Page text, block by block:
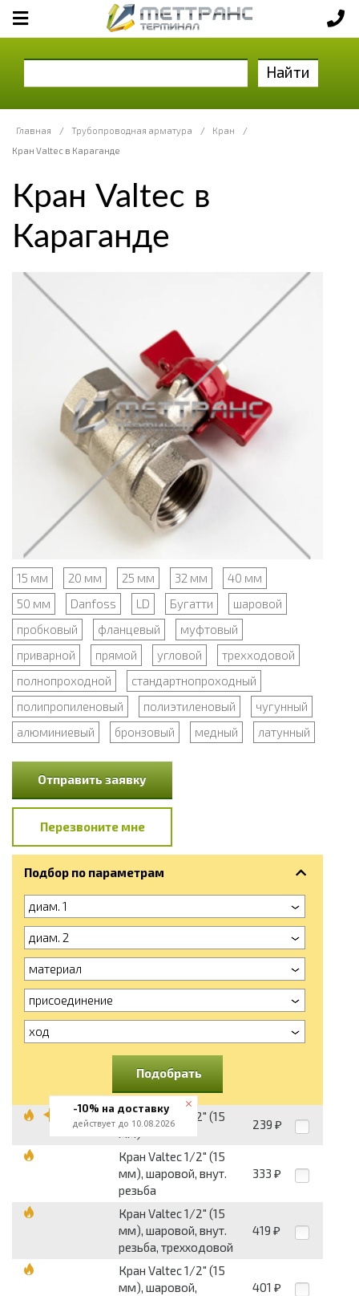
Найти
Главная / Трубопроводная арматура / Кран
/
Кран Valtec в Караганде
Кран Valtec в
Караганде
15 мм 20 мм 25 мм 32 мм
40 мм
50 мм
Danfoss LD Бугатти
шаровой
пробковый
фланцевый
муфтовый
приварной
прямой угловой
трехходовой
полнопроходной
стандартнопроходный
полипропиленовый
полиэтиленовый
чугунный
алюминиевый
бронзовый медный латунный
Отправить заявку
Перезвоните мне
Подбор по параметрам
диам. 1
диам. 2
материал
присоединение
ход
Подобрать
Кран Valtec 1/2" (15
мм)
239 ₽
Кран Valtec 1/2" (15
мм), шаровой, внут.
резьба
333 ₽
Кран Valtec 1/2" (15
мм), шаровой, внут.
резьба, трехходовой
419 ₽
Кран Valtec 1/2" (15
мм), шаровой,
401 ₽
-10% на доставку
действует до 10.08.2026